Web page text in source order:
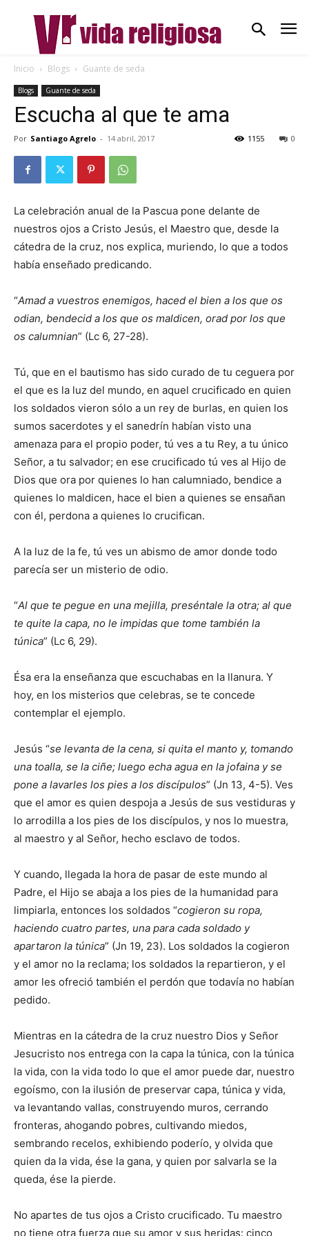
Inicio Blogs Guante de seda
Blogs Guante de seda
Escucha al que te ama
Por Santiago Agrelo - 14 abril, 2017 0
1155
La celebración anual de la Pascua pone delante de
nuestros ojos a Cristo Jesús, el Maestro que, desde la
cátedra de la cruz, nos explica, muriendo, lo que a todos
había enseñado predicando.
“Amad a vuestros enemigos, haced el bien a los que os
odian, bendecid a los que os maldicen, orad por los que
os calumnian” (Lc 6, 27-28).
Tú, que en el bautismo has sido curado de tu ceguera por
el que es la luz del mundo, en aquel crucificado en quien
los soldados vieron sólo a un rey de burlas, en quien los
sumos sacerdotes y el sanedrín habían visto una
amenaza para el propio poder, tú ves a tu Rey, a tu único
Señor, a tu salvador; en ese crucificado tú ves al Hijo de
Dios que ora por quienes lo han calumniado, bendice a
quienes lo maldicen, hace el bien a quienes se ensañan
con él, perdona a quienes lo crucifican.
A la luz de la fe, tú ves un abismo de amor donde todo
parecía ser un misterio de odio.
“Al que te pegue en una mejilla, preséntale la otra; al que
te quite la capa, no le impidas que tome también la
túnica” (Lc 6, 29).
Ésa era la enseñanza que escuchabas en la llanura. Y
hoy, en los misterios que celebras, se te concede
contemplar el ejemplo.
Jesús “se levanta de la cena, si quita el manto y, tomando
una toalla, se la ciñe; luego echa agua en la jofaina y se
pone a lavarles los pies a los discípulos” (Jn 13, 4-5). Ves
que el amor es quien despoja a Jesús de sus vestiduras y
lo arrodilla a los pies de los discípulos, y nos lo muestra,
al maestro y al Señor, hecho esclavo de todos.
Y cuando, llegada la hora de pasar de este mundo al
Padre, el Hijo se abaja a los pies de la humanidad para
limpiarla, entonces los soldados “cogieron su ropa,
haciendo cuatro partes, una para cada soldado y
apartaron la túnica” (Jn 19, 23). Los soldados la cogieron
y el amor no la reclama; los soldados la repartieron, y el
amor les ofreció también el perdón que todavía no habían
pedido.
Mientras en la cátedra de la cruz nuestro Dios y Señor
Jesucristo nos entrega con la capa la túnica, con la túnica
la vida, con la vida todo lo que el amor puede dar, nuestro
egoísmo, con la ilusión de preservar capa, túnica y vida,
va levantando vallas, construyendo muros, cerrando
fronteras, ahogando pobres, cultivando miedos,
sembrando recelos, exhibiendo poderío, y olvida que
quien da la vida, ése la gana, y quien por salvarla se la
queda, ése la pierde.
No apartes de tus ojos a Cristo crucificado. Tu maestro
no tiene otra fuerza que su amor y sus heridas: cinco